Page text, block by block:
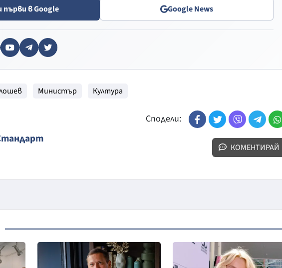
първи в Google Google News
Министър Култура
Сподели:
КОМЕНТИРАЙ